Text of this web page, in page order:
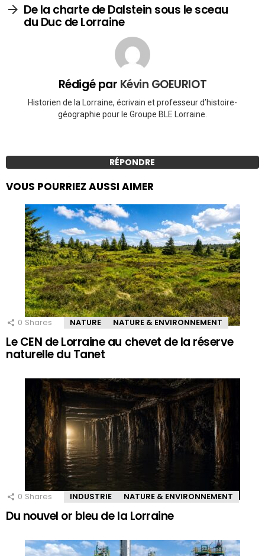
De la charte de Dalstein sous le sceau
du Duc de Lorraine
Rédigé par Kévin GOEURIOT
Historien de la Lorraine, écrivain et professeur d’histoire-
géographie pour le Groupe BLE Lorraine.
RÉPONDRE
VOUS POURRIEZ AUSSI AIMER
0 Shares NATURE NATURE & ENVIRONNEMENT
Le CEN de Lorraine au chevet de la réserve
naturelle du Tanet
0 Shares INDUSTRIE NATURE & ENVIRONNEMENT
Du nouvel or bleu de la Lorraine